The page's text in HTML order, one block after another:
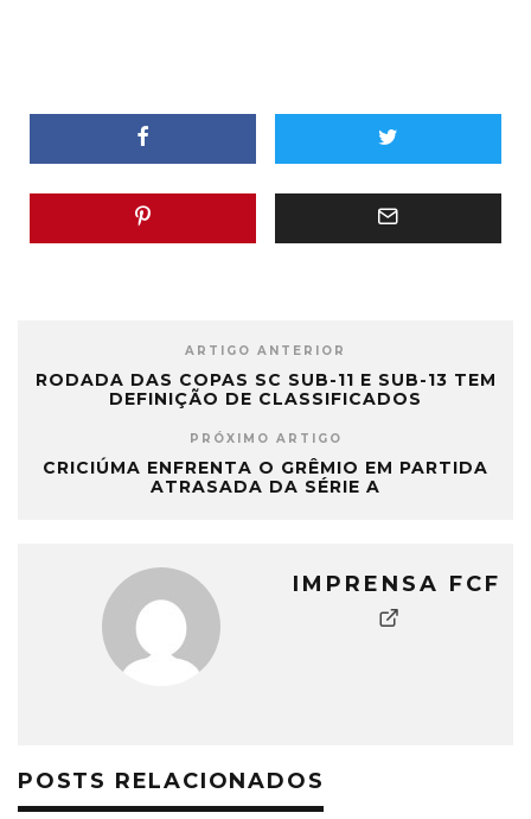
ARTIGO ANTERIOR
RODADA DAS COPAS SC SUB-11 E SUB-13 TEM
DEFINIÇÃO DE CLASSIFICADOS
PRÓXIMO ARTIGO
CRICIÚMA ENFRENTA O GRÊMIO EM PARTIDA
ATRASADA DA SÉRIE A
IMPRENSA FCF
POSTS RELACIONADOS